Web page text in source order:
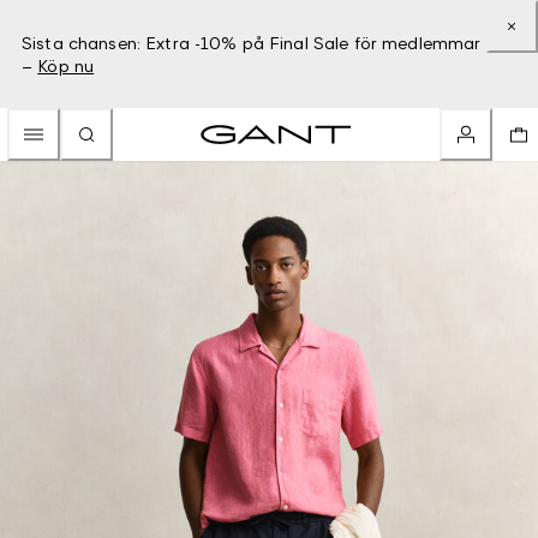
Sista chansen: Extra -10% på Final Sale för medlemmar
– Köp nu